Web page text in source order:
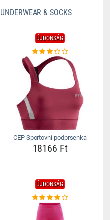
& SOCKS
ÚJDONSÁG
CEP Sportovní podprsenka
18166 Ft
ÚJDONSÁG